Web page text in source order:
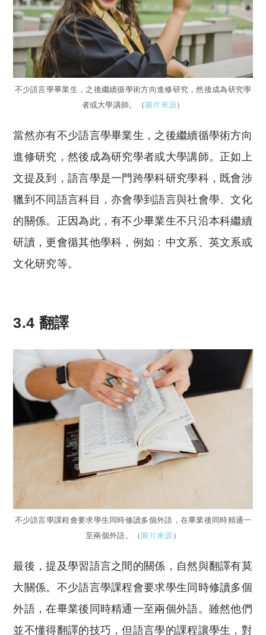
不少語言學畢業生，之後繼續循學術方向進修研究，然後成為研究學
者或大學講師。（ 圖片來源）
當然亦有不少語言學畢業生，之後繼續循學術方向
進修研究，然後成為研究學者或大學講師。正如上
文提及到，語言學是一門跨學科研究學科，既會涉
獵到不同語言科目，亦會學到語言與社會學、文化
的關係。正因為此，有不少畢業生不只沿本科繼續
研讀，更會循其他學科，例如﹕中文系、英文系或
文化研究等。
3.4 翻譯
不少語言學課程會要求學生同時修讀多個外語，在畢業後同時精通一
至兩個外語。（ 圖片來源 ）
最後，提及學習語言之間的關係，自然與翻譯有莫
大關係。不少語言學課程會要求學生同時修讀多個
外語，在畢業後同時精通一至兩個外語。雖然他們
並不懂得翻譯的技巧，但語言學的課程讓學生，對